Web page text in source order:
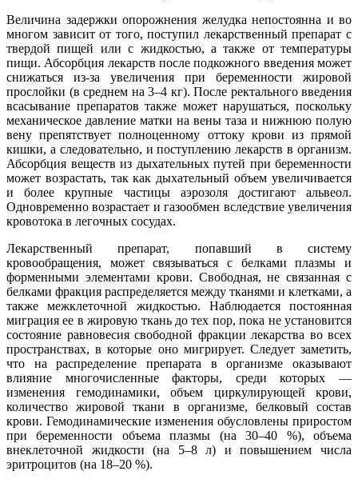
Величина задержки опорожнения желудка непостоянна и во
многом зависит от того, поступил лекарственный препарат с
твердой пищей или с жидкостью, а также от температуры
пищи. Абсорбция лекарств после подкожного введения может
снижаться из-за увеличения при беременности жировой
прослойки (в среднем на 3–4 кг). После ректального введения
всасывание препаратов также может нарушаться, поскольку
механическое давление матки на вены таза и нижнюю полую
вену препятствует полноценному оттоку крови из прямой
кишки, а следовательно, и поступлению лекарств в организм.
Абсорбция веществ из дыхательных путей при беременности
может возрастать, так как дыхательный объем увеличивается
и более крупные частицы аэрозоля достигают альвеол.
Одновременно возрастает и газообмен вследствие увеличения
кровотока в легочных сосудах.
Лекарственный препарат, попавший в систему
кровообращения, может связываться с белками плазмы и
форменными элементами крови. Свободная, не связанная с
белками фракция распределяется между тканями и клетками, а
также межклеточной жидкостью. Наблюдается постоянная
миграция ее в жировую ткань до тех пор, пока не установится
состояние равновесия свободной фракции лекарства во всех
пространствах, в которые оно мигрирует. Следует заметить,
что на распределение препарата в организме оказывают
влияние многочисленные факторы, среди которых —
изменения гемодинамики, объем циркулирующей крови,
количество жировой ткани в организме, белковый состав
крови. Гемодинамические изменения обусловлены приростом
при беременности объема плазмы (на 30–40 %), объема
внеклеточной жидкости (на 5–8 л) и повышением числа
эритроцитов (на 18–20 %).